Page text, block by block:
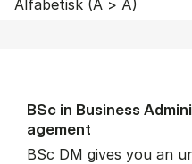
BSc in Busi­ness
age­ment
BSc DM gives you an